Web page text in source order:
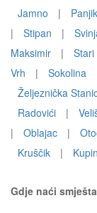
Jamno | Panjik
|
Stipan |
Maksimir
| Stari
Vrh
| Sokolina
Željeznička
Radovići
|
|
Oblajac |
Kruščik
|
Gdje naći